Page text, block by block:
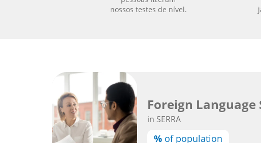
nossos testes de nível.
Foreign Language
in SERRA
% of population